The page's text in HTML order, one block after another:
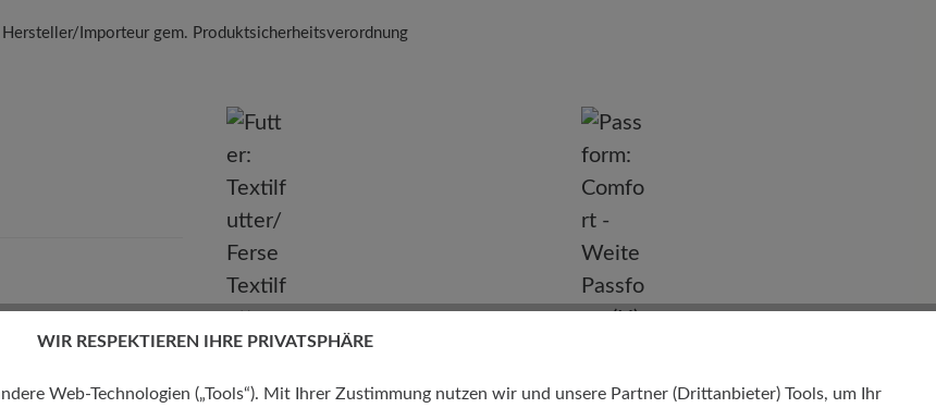
Hersteller/Importeur gem. Produktsicherheitsverordnung
Str. 15/1, 74321 Bietigheim-Bissingen, Deutschland
kundenbetreuung@baer-schuhe.de
Telefon: 0800 51 65 65 56 (gebührenfrei)
Textilfutter/Ferse Textilfutter
WIR RESPEKTIEREN IHRE PRIVATSPHÄRE
Web-Technologien („Tools“). Mit Ihrer Zustimmung nutzen wir und unsere Partner (Drittanbieter) Tools, um Ihr